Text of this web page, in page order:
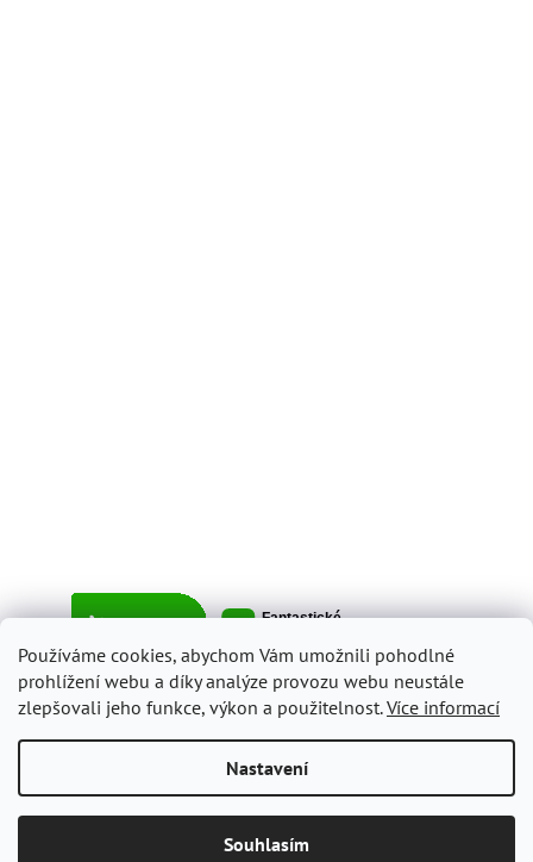
Používáme cookies, abychom Vám umožnili pohodlné
prohlížení webu a díky analýze provozu webu neustále
zlepšovali jeho funkce, výkon a použitelnost.Více informací
Nastavení
Souhlasím
Copyright 2026ItalyShop.cz. Všechna práva vyhrazena.Upravit
nastavení cookies